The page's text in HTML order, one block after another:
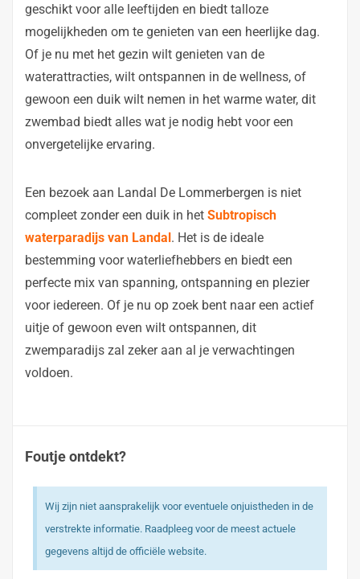
geschikt voor alle leeftijden en biedt talloze
mogelijkheden om te genieten van een heerlijke dag.
Of je nu met het gezin wilt genieten van de
waterattracties, wilt ontspannen in de wellness, of
gewoon een duik wilt nemen in het warme water, dit
zwembad biedt alles wat je nodig hebt voor een
onvergetelijke ervaring.
Een bezoek aan Landal De Lommerbergen is niet
compleet zonder een duik in het Subtropisch
waterparadijs van Landal. Het is de ideale
bestemming voor waterliefhebbers en biedt een
perfecte mix van spanning, ontspanning en plezier
voor iedereen. Of je nu op zoek bent naar een actief
uitje of gewoon even wilt ontspannen, dit
zwemparadijs zal zeker aan al je verwachtingen
voldoen.
Foutje ontdekt?
Wij zijn niet aansprakelijk voor eventuele onjuistheden in de
verstrekte informatie. Raadpleeg voor de meest actuele
gegevens altijd de officiële website.